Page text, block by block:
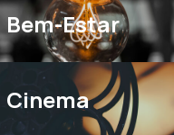
Bem-Estar
Cinema